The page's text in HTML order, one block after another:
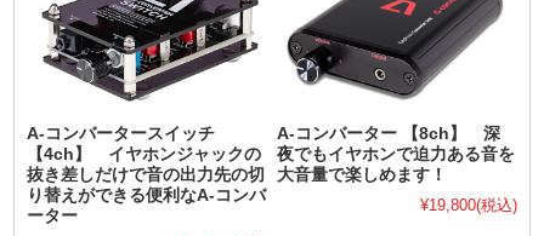
A-コンバータースイッチ
【4ch】 イヤホンジャックの
抜き差しだけで音の出力先の切
り替えができる便利なA-コンバ
ーター
A-コンバーター 【8ch】 深
夜でもイヤホンで迫力ある音を
大音量で楽しめます！
¥19,800(税込)